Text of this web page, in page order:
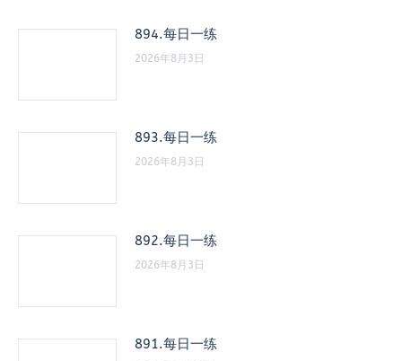
894.每日一练
2026年8月3日
893.每日一练
2026年8月3日
892.每日一练
2026年8月3日
891.每日一练